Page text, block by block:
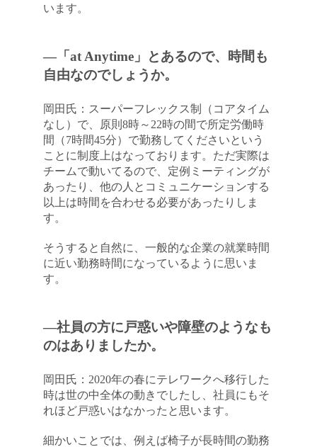
います。
―「at Anytime」とあるので、時間も
自由なのでしょうか。
岡田氏：スーパーフレックス制（コアタイム
なし）で、原則8時～22時の間で所定労働時
間（7時間45分）で勤務してくださいという
ことに制度上はなっております。ただ実際は
チームで動いてるので、定例ミーティングが
あったり、他の人とコミュニケーションする
以上は時間を合わせる必要があったりしま
す。
そうすると自然に、一般的な企業の就業時間
に近い勤務時間になっているように思いま
す。
―社員の方に戸惑いや障壁のようなも
のはありましたか。
岡田氏：2020年の春にテレワークへ移行した
時は世の中全体の動きでしたし、社員にもそ
れほど戸惑いはなかったと思います。
細かいことでは、例えば椅子が長時間の勤務